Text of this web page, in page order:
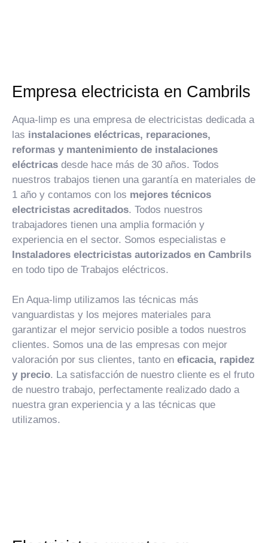
Empresa electricista en Cambrils
Aqua-limp es una empresa de electricistas dedicada a
las instalaciones eléctricas, reparaciones,
reformas y mantenimiento de instalaciones
eléctricas desde hace más de 30 años. Todos
nuestros trabajos tienen una garantía en materiales de
1 año y contamos con los mejores técnicos
electricistas acreditados. Todos nuestros
trabajadores tienen una amplia formación y
experiencia en el sector. Somos especialistas e
Instaladores electricistas autorizados en Cambrils
en todo tipo de Trabajos eléctricos.
En Aqua-limp utilizamos las técnicas más
vanguardistas y los mejores materiales para
garantizar el mejor servicio posible a todos nuestros
clientes. Somos una de las empresas con mejor
valoración por sus clientes, tanto en eficacia, rapidez
y precio. La satisfacción de nuestro cliente es el fruto
de nuestro trabajo, perfectamente realizado dado a
nuestra gran experiencia y a las técnicas que
utilizamos.